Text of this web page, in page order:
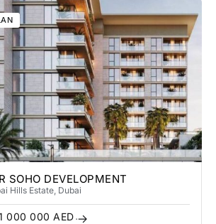
SOHO DEVELOPMENT
Hills Estate , Dubai
000 000 AED